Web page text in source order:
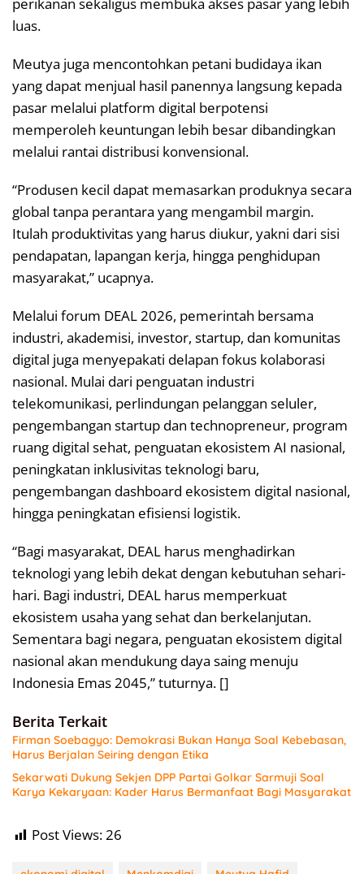
luas.
Meutya juga mencontohkan petani budidaya ikan
yang dapat menjual hasil panennya langsung kepada
pasar melalui platform digital berpotensi
memperoleh keuntungan lebih besar dibandingkan
melalui rantai distribusi konvensional.
“Produsen kecil dapat memasarkan produknya secara
global tanpa perantara yang mengambil margin.
Itulah produktivitas yang harus diukur, yakni dari sisi
pendapatan, lapangan kerja, hingga penghidupan
masyarakat,” ucapnya.
Melalui forum DEAL 2026, pemerintah bersama
industri, akademisi, investor, startup, dan komunitas
digital juga menyepakati delapan fokus kolaborasi
nasional. Mulai dari penguatan industri
telekomunikasi, perlindungan pelanggan seluler,
pengembangan startup dan technopreneur, program
ruang digital sehat, penguatan ekosistem AI nasional,
peningkatan inklusivitas teknologi baru,
pengembangan dashboard ekosistem digital nasional,
hingga peningkatan efisiensi logistik.
“Bagi masyarakat, DEAL harus menghadirkan
teknologi yang lebih dekat dengan kebutuhan sehari-
hari. Bagi industri, DEAL harus memperkuat
ekosistem usaha yang sehat dan berkelanjutan.
Sementara bagi negara, penguatan ekosistem digital
nasional akan mendukung daya saing menuju
Indonesia Emas 2045,” tuturnya. []
Berita Terkait
Firman Soebagyo: Demokrasi Bukan Hanya Soal Kebebasan,
Harus Berjalan Seiring dengan Etika
Sekarwati Dukung Sekjen DPP Partai Golkar Sarmuji Soal
Karya Kekaryaan: Kader Harus Bermanfaat Bagi Masyarakat
Post Views:26